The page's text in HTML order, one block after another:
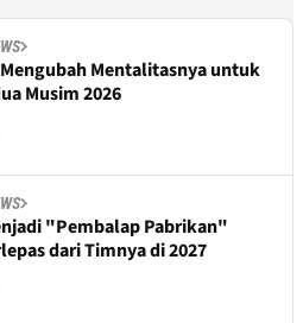
Mengubah Mentalitasnya untuk
Musim 2026
"Pembalap Pabrikan"
dari Timnya di 2027